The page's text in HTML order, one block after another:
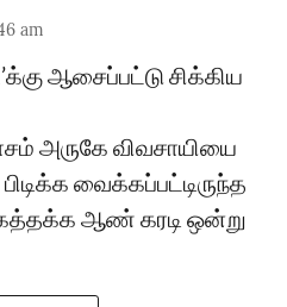
am
ஆசைப்பட்டு சிக்கிய
அருகே விவசாயியை
வைக்கப்பட்டிருந்த
ஆண் கரடி ஒன்று